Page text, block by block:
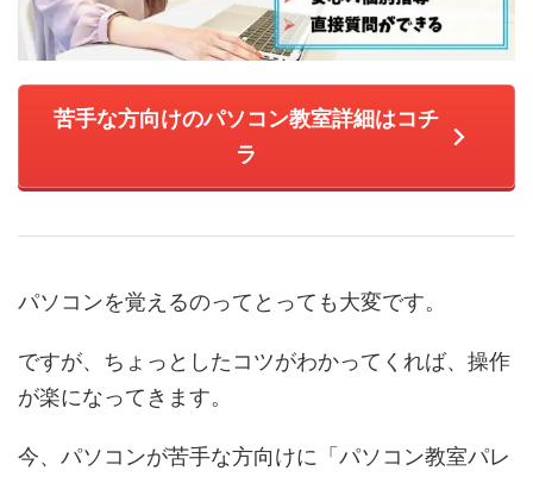
苦手な方向けのパソコン教室詳細はコチ
ラ
パソコンを覚えるのってとっても大変です。
ですが、ちょっとしたコツがわかってくれば、操作
が楽になってきます。
今、パソコンが苦手な方向けに「パソコン教室パレ